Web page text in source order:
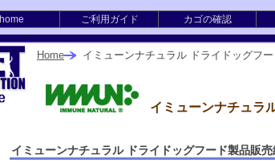
home ご利用ガイド カゴの確認
Home イミューンナチュラル ドライドッグフ
イミューンナチュラ
イミューンナチュラル ドライドッグフード製品販